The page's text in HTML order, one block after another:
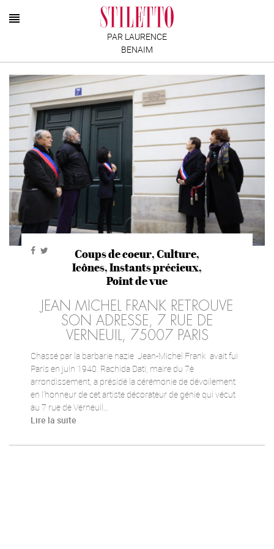
PAR LAURENCE
BENAIM
Coups de coeur,Culture,
Icônes,Instants précieux,
Point de vue
JEAN MICHEL FRANK RETROUVE
SON ADRESSE, 7 RUE DE
VERNEUIL, 75007 PARIS
Chassé par la barbarie nazie Jean-Michel Frank avait fui
Paris en juin 1940. Rachida Dati, maire du 7è
arrondissement, a présidé la cérémonie de dévoilement
en l’honneur de cet artiste décorateur de génie qui vécut
au 7 rue de Verneuil…
Lire la suite